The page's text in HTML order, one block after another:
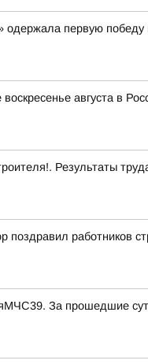
одержала первую победу
воскресенье августа в
Результаты
поздравил работников
За прошедшие